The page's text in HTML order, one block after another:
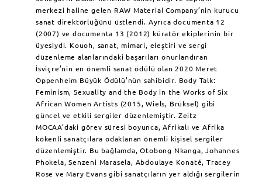
merkezi haline gelen RAW Material Company’nin kurucu
sanat direktörlüğünü üstlendi. Ayrıca documenta 12
(2007) ve documenta 13 (2012) küratör ekiplerinin bir
üyesiydi. Kouoh, sanat, mimari, eleştiri ve sergi
düzenleme alanlarındaki başarıları onurlandıran
İsviçre’nin en önemli sanat ödülü olan 2020 Meret
Oppenheim Büyük Ödülü’nün sahibidir. Body Talk:
Feminism, Sexuality and the Body in the Works of Six
African Women Artists (2015, Wiels, Brüksel) gibi
güncel ve etkili sergiler düzenlemiştir. Zeitz
MOCAA’daki görev süresi boyunca, Afrikalı ve Afrika
kökenli sanatçılara odaklanan önemli kişisel sergiler
düzenlemiştir. Bu bağlamda, Otobong Nkanga, Johannes
Phokela, Senzeni Marasela, Abdoulaye Konaté, Tracey
Rose ve Mary Evans gibi sanatçıların yer aldığı sergilerin